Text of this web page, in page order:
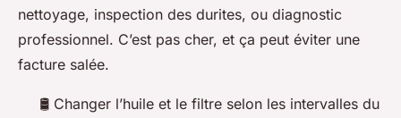
nettoyage, inspection des durites, ou diagnostic
professionnel. C’est pas cher, et ça peut éviter une
facture salée.
🛢️ Changer l’huile et le filtre selon les intervalles du